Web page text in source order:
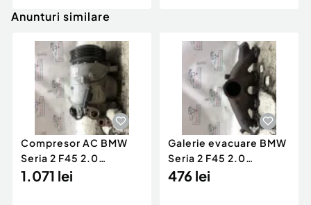
Anunturi similare
Compresor AC BMW
Seria 2 F45 2.0
Motorina 2016
1.071 lei
Galerie evacuare BMW
Seria 2 F45 2.0
Motorina 2016
476 lei